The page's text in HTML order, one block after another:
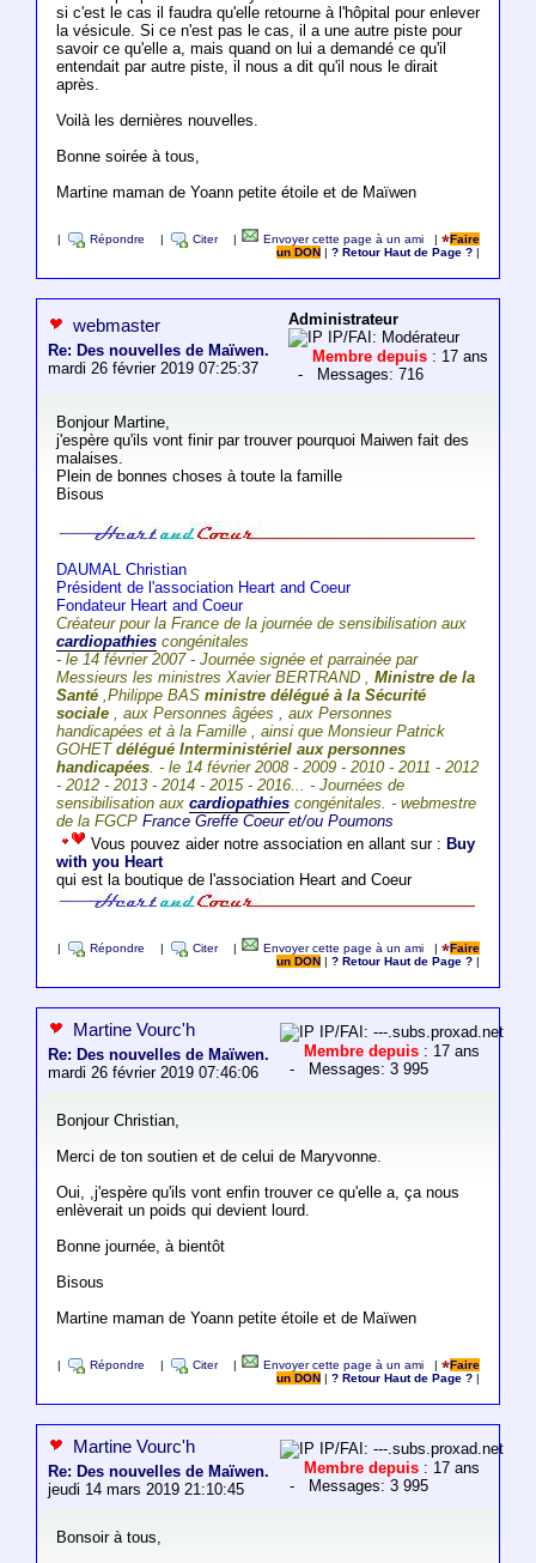
si c'est le cas il faudra qu'elle retourne à l'hôpital pour enlever
la vésicule. Si ce n'est pas le cas, il a une autre piste pour
savoir ce qu'elle a, mais quand on lui a demandé ce qu'il
entendait par autre piste, il nous a dit qu'il nous le dirait
après.
Voilà les dernières nouvelles.
Bonne soirée à tous,
Martine maman de Yoann petite étoile et de Maïwen
Répondre Citer Envoyer cette page à un ami |
Faire
un DON
|? Retour Haut de Page ?
webmaster
Re: Des nouvelles de Maïwen.
mardi 26 février 2019 07:25:37
Administrateur
IP/FAI: Modérateur
Membre depuis : 17 ans
- Messages: 716
Bonjour Martine,
j'espère qu'ils vont finir par trouver pourquoi Maiwen fait des
malaises.
Plein de bonnes choses à toute la famille
Bisous
DAUMAL Christian
Président de l'association Heart and Coeur
Fondateur Heart and Coeur
Créateur pour la France de la journée de sensibilisation aux
cardiopathiescongénitales
- le 14 février 2007 - Journée signée et parrainée par
Messieurs les ministres Xavier BERTRAND , Ministre de la
Santé,Philippe BAS ministre délégué à la Sécurité
sociale, aux Personnes âgées , aux Personnes
handicapées et à la Famille , ainsi que Monsieur Patrick
GOHETdélégué Interministériel aux personnes
handicapées. - le 14 février 2008 - 2009 - 2010 - 2011 - 2012
- 2012 - 2013 - 2014 - 2015 - 2016... - Journées de
sensibilisation aux cardiopathiescongénitales. - webmestre
de la FGCP France Greffe Coeur et/ou Poumons
Vous pouvez aider notre association en allant sur : Buy
with you Heart
qui est la boutique de l'association Heart and Coeur
Répondre Citer Envoyer cette page à un ami |
Faire
un DON
|? Retour Haut de Page ?
Martine Vourc'h
Re: Des nouvelles de Maïwen.
mardi 26 février 2019 07:46:06
IP/FAI: ---.subs.proxad.net
Membre depuis : 17 ans
- Messages: 3 995
Bonjour Christian,
Merci de ton soutien et de celui de Maryvonne.
Oui, ,j'espère qu'ils vont enfin trouver ce qu'elle a, ça nous
enlèverait un poids qui devient lourd.
Bonne journée, à bientôt
Bisous
Martine maman de Yoann petite étoile et de Maïwen
Répondre Citer Envoyer cette page à un ami |
Faire
un DON
|? Retour Haut de Page ?
Martine Vourc'h
Re: Des nouvelles de Maïwen.
jeudi 14 mars 2019 21:10:45
IP/FAI: ---.subs.proxad.net
Membre depuis : 17 ans
- Messages: 3 995
Bonsoir à tous,